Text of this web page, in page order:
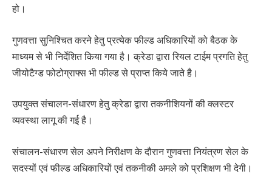
हो।
गुणवत्ता सुनिश्चित करने हेतु प्रत्येक फील्ड अधिकारियों को बैठक के
माध्यम से भी निर्देशित किया गया है। क्रेडा द्वारा रियल टाईम प्रगति हेतु
जीयोटैग्ड फोटोग्राफ्स भी फील्ड से प्राप्त किये जाते है।
उपयुक्त संचालन-संधारण हेतु क्रेडा द्वारा तकनीशियनों की क्लस्टर
व्यवस्था लागू की गई है।
संचालन-संधारण सेल अपने निरीक्षण के दौरान गुणवत्ता नियंत्रण सेल के
सदस्यों एवं फील्ड अधिकारियों एवं तकनीकी अमले को प्रशिक्षण भी देगी।